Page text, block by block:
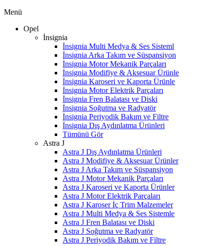
Menü
Opel
İnsignia
İnsignia Multi Medya & Ses Sisteml
İnsignia Arka Takım ve Süspansiyon
İnsignia Motor Mekanik Parçaları
İnsignia Modifiye & Aksesuar Ürünle
İnsignia Karoseri ve Kaporta Ürünle
İnsignia Motor Elektrik Parçaları
İnsignia Fren Balatası ve Diski
İnsignia Soğutma ve Radyatör
İnsignia Periyodik Bakım ve Filtre
İnsignia Dış Aydınlatma Ürünleri
Tümünü Gör
Astra J
Astra J Dış Aydınlatma Ürünleri
Astra J Modifiye & Aksesuar Ürünler
Astra J Arka Takım ve Süspansiyon
Astra J Motor Mekanik Parçaları
Astra J Karoseri ve Kaporta Ürünler
Astra J Motor Elektrik Parçaları
Astra J Karoser İç Trim Malzemeler
Astra J Multi Medya & Ses Sistemle
Astra J Fren Balatası ve Diski
Astra J Soğutma ve Radyatör
Astra J Periyodik Bakım ve Filtre